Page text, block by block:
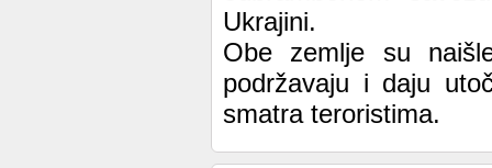
Ukrajini.
Obe zemlje su
podržavaju i daju
smatra teroristima.